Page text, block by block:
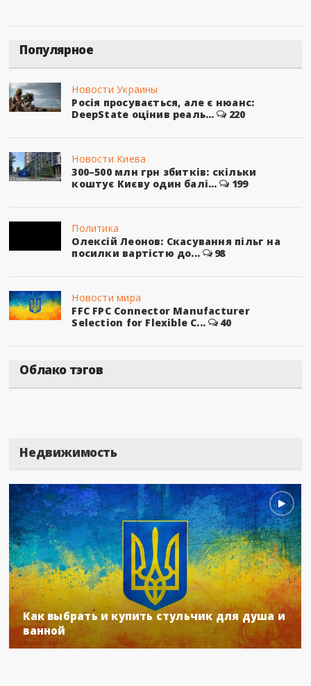
Популярное
Новости Украины
Росія просувається, але є нюанс:
DeepState оцінив реаль...
220
Новости Киева
300–500 млн грн збитків: скільки
коштує Києву один балі...
199
Политика
Олексій Леонов: Скасування пільг на
посилки вартістю до...
98
Новости мира
FFC FPC Connector Manufacturer
Selection for Flexible C...
40
Облако тэгов
Недвижимость
Как выбрать и купить стульчик для душа и
ванной